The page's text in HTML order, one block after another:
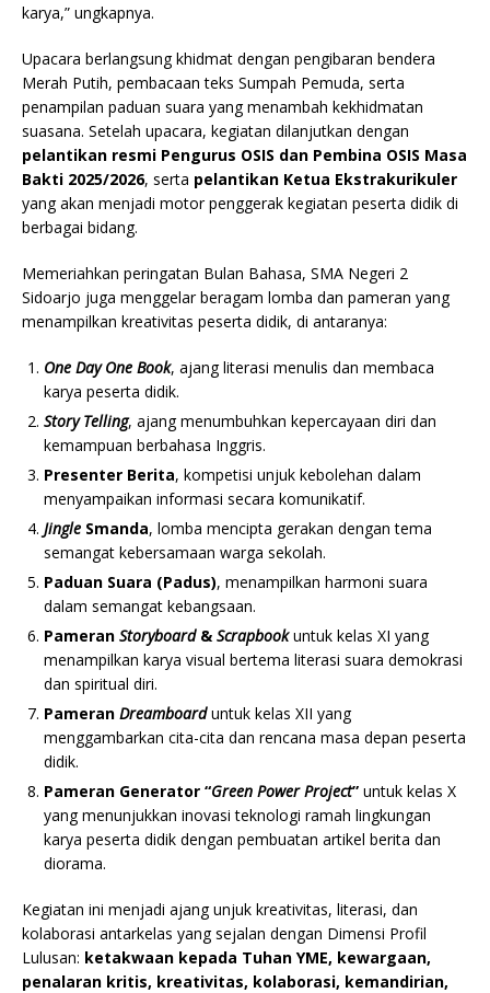
karya,” ungkapnya.
Upacara berlangsung khidmat dengan pengibaran bendera
Merah Putih, pembacaan teks Sumpah Pemuda, serta
penampilan paduan suara yang menambah kekhidmatan
suasana. Setelah upacara, kegiatan dilanjutkan dengan
pelantikan resmi Pengurus OSIS dan Pembina OSIS Masa
Bakti 2025/2026, serta pelantikan Ketua Ekstrakurikuler
yang akan menjadi motor penggerak kegiatan peserta didik di
berbagai bidang.
Memeriahkan peringatan Bulan Bahasa, SMA Negeri 2
Sidoarjo juga menggelar beragam lomba dan pameran yang
menampilkan kreativitas peserta didik, di antaranya:
One Day One Book, ajang literasi menulis dan membaca
karya peserta didik.
Story Telling, ajang menumbuhkan kepercayaan diri dan
kemampuan berbahasa Inggris.
Presenter Berita, kompetisi unjuk kebolehan dalam
menyampaikan informasi secara komunikatif.
Jingle Smanda, lomba mencipta gerakan dengan tema
semangat kebersamaan warga sekolah.
Paduan Suara (Padus), menampilkan harmoni suara
dalam semangat kebangsaan.
Pameran Storyboard& Scrapbookuntuk kelas XI yang
menampilkan karya visual bertema literasi suara demokrasi
dan spiritual diri.
Pameran Dreamboarduntuk kelas XII yang
menggambarkan cita-cita dan rencana masa depan peserta
didik.
Pameran Generator “Green Power Project” untuk kelas X
yang menunjukkan inovasi teknologi ramah lingkungan
karya peserta didik dengan pembuatan artikel berita dan
diorama.
Kegiatan ini menjadi ajang unjuk kreativitas, literasi, dan
kolaborasi antarkelas yang sejalan dengan Dimensi Profil
Lulusan: ketakwaan kepada Tuhan YME, kewargaan,
penalaran kritis, kreativitas, kolaborasi, kemandirian,